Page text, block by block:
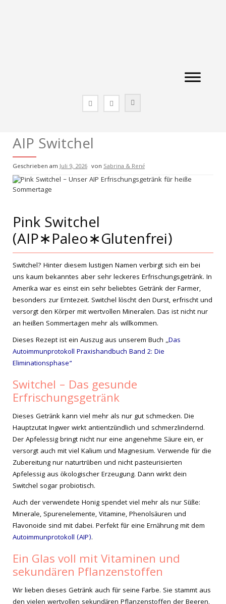
AIP Switchel
Geschrieben amJuli 9, 2026 von Sabrina & René
Pink Switchel
(AIP∗Paleo∗Glutenfrei)
Switchel? Hinter diesem lustigen Namen verbirgt sich ein bei
uns kaum bekanntes aber sehr leckeres Erfrischungsgetränk. In
Amerika war es einst ein sehr beliebtes Getränk der Farmer,
besonders zur Erntezeit. Switchel löscht den Durst, erfrischt und
versorgt den Körper mit wertvollen Mineralen. Das ist nicht nur
an heißen Sommertagen mehr als willkommen.
Dieses Rezept ist ein Auszug aus unserem Buch „Das
Autoimmunprotokoll Praxishandbuch Band 2: Die
Eliminationsphase“
Switchel – Das gesunde
Erfrischungsgetränk
Dieses Getränk kann viel mehr als nur gut schmecken. Die
Hauptzutat Ingwer wirkt antientzündlich und schmerzlindernd.
Der Apfelessig bringt nicht nur eine angenehme Säure ein, er
versorgt auch mit viel Kalium und Magnesium. Verwende für die
Zubereitung nur naturtrüben und nicht pasteurisierten
Apfelessig aus ökologischer Erzeugung. Dann wirkt dein
Switchel sogar probiotisch.
Auch der verwendete Honig spendet viel mehr als nur Süße:
Minerale, Spurenelemente, Vitamine, Phenolsäuren und
Flavonoide sind mit dabei. Perfekt für eine Ernährung mit dem
Autoimmunprotokoll (AIP).
Ein Glas voll mit Vitaminen und
sekundären Pflanzenstoffen
Wir lieben dieses Getränk auch für seine Farbe. Sie stammt aus